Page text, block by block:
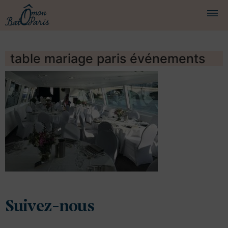
BATEAUX
CROISIÈRES
SERVICES
PRESTATIONS
ÉQUIPAGE
JOURNAL DE BORD
DEMANDER UN DEVIS
table mariage paris événements
Suivez-nous